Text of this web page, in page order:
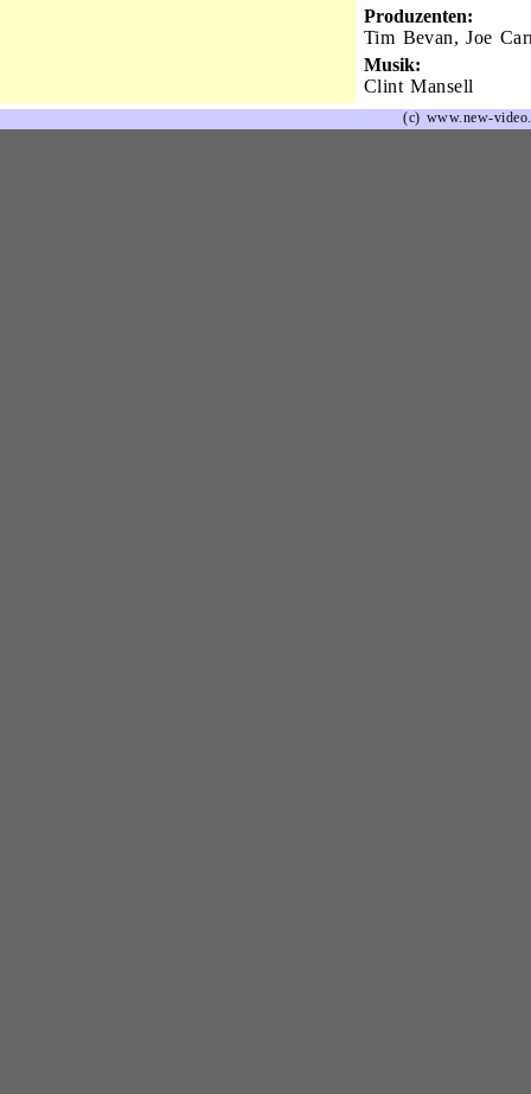
Produzenten:
Tim Bevan, Joe
Musik:
Clint Mansell
(c) www.new-